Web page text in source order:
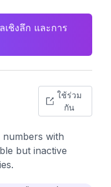
ชิงลึก และการ
ใช้ร่วม
กัน
with
but inactive